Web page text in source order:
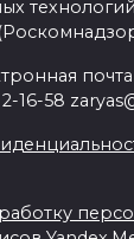
16-58